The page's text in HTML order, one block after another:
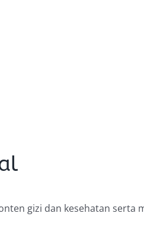
gizi dan kesehatan serta